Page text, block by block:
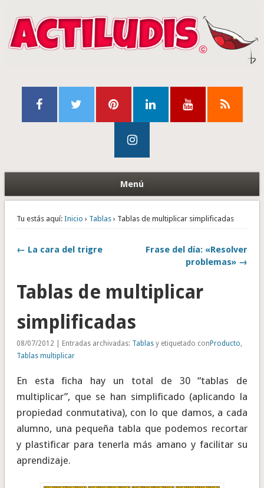
Menú
Tu estás aquí: Inicio › Tablas› Tablas de multiplicar simplificadas
← La cara del trigre
Frase del día: «Resolver
problemas» →
Tablas de multiplicar
simplificadas
08/07/2012 | Entradas archivadas: Tablasy etiquetado con Producto,
Tablas multiplicar
En esta ficha hay un total de 30 “tablas de
multiplicar”, que se han simplificado (aplicando la
propiedad conmutativa), con lo que damos, a cada
alumno, una pequeña tabla que podemos recortar
y plastificar para tenerla más amano y facilitar su
aprendizaje.